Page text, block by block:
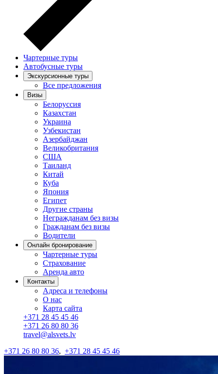
Чартерные туры
Автобусные туры
Экскурсионные туры
Все предложения
Визы
Белоруссия
Казахстан
Украина
Узбекистан
Азербайджан
Великобритания
США
Таиланд
Китай
Куба
Япония
Египет
Другие страны
Негражданам без визы
Гражданам без визы
Водители
Онлайн бронирование
Чартерные туры
Страхование
Аренда авто
Контакты
Адреса и телефоны
О нас
Карта сайта
+371 28 45 45 46
+371 26 80 80 36
travel@alsvets.lv
+371 26 80 80 36, +371 28 45 45 46